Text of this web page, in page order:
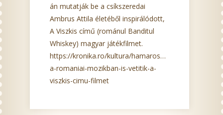
án mutatják be a csíkszeredai
Ambrus Attila életéből inspirálódott,
A Viszkis című (románul Banditul
Whiskey) magyar játékfilmet.
https://kronika.ro/kultura/hamarosan-
a-romaniai-mozikban-is-vetitik-a-
viszkis-cimu-filmet